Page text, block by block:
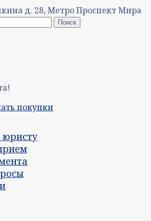
д. 28, Метро Проспект Мира
покупки